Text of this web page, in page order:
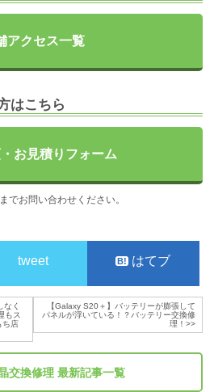
アクセス一覧
はこちら
お見積りフォーム
でお問い合わせください。
tweet はてブ
なく
もス
ち店
【Galaxy S20＋】バッテリーが膨張して
パネルが浮いている！？バッテリー交換修
理！ >>
交換修理 最新記事一覧